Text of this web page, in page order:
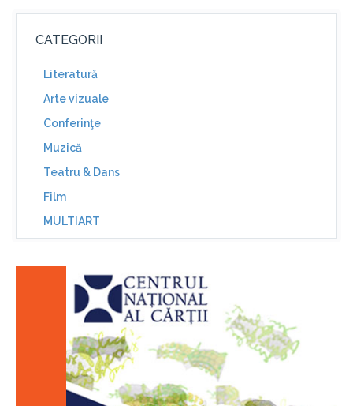
CATEGORII
Literatură
Arte vizuale
Conferinţe
Muzică
Teatru & Dans
Film
MULTIART